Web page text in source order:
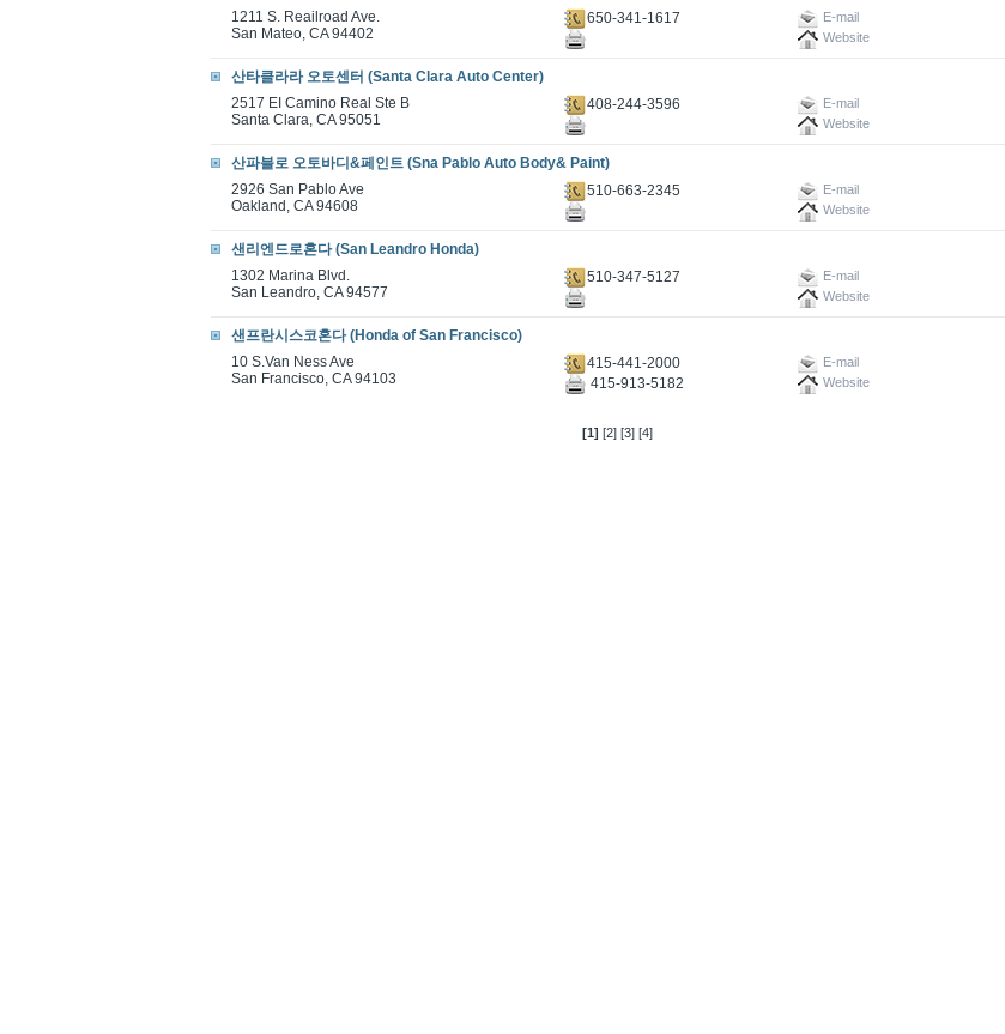
1211 S. Reailroad Ave.
San Mateo, CA 94402
650-341-1617
E-mail
Website
산타클라라 오토센터 (Santa Clara Auto Center)
2517 EI Camino Real Ste B
Santa Clara, CA 95051
408-244-3596
E-mail
Website
산파블로 오토바디&페인트 (Sna Pablo Auto Body& Paint)
2926 San Pablo Ave
Oakland, CA 94608
510-663-2345
E-mail
Website
샌리엔드로혼다 (San Leandro Honda)
1302 Marina Blvd.
San Leandro, CA 94577
510-347-5127
E-mail
Website
샌프란시스코혼다 (Honda of San Francisco)
10 S.Van Ness Ave
San Francisco, CA 94103
415-441-2000 E-mail
415-913-5182 Website
[1] [2] [3] [4]